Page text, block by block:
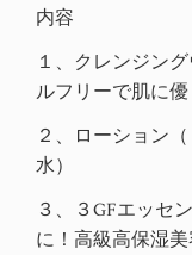
内容
１、クレンジン
ルフリーで肌に優
２、ローション
水）
３、３GFエッセ
に！高級高保湿美